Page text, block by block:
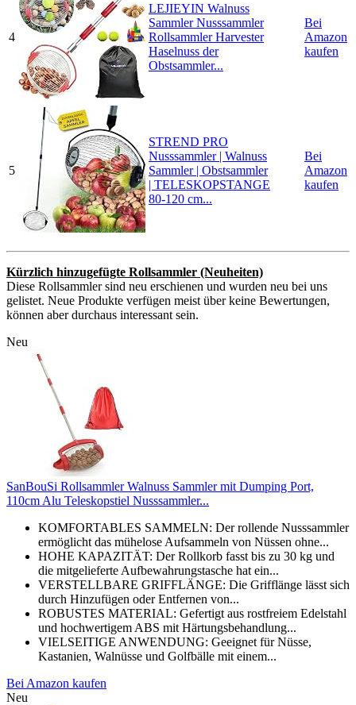
4
LEJIEYIN Walnuss
Sammler Nusssammler
Rollsammler Harvester
Haselnuss der
Obstsammler...
Bei
Amazon
kaufen
5
STREND PRO
Nusssammler | Walnuss
Sammler | Obstsammler
| TELESKOPSTANGE
80-120 cm...
Bei
Amazon
kaufen
Kürzlich hinzugefügte Rollsammler (Neuheiten)
Diese Rollsammler sind neu erschienen und wurden neu bei uns
gelistet. Neue Produkte verfügen meist über keine Bewertungen,
können aber durchaus interessant sein.
Neu
SanBouSi Rollsammler Walnuss Sammler mit Dumping Port,
110cm Alu Teleskopstiel Nusssammler...
KOMFORTABLES SAMMELN: Der rollende Nusssammler
ermöglicht das mühelose Aufsammeln von Nüssen ohne...
HOHE KAPAZITÄT: Der Rollkorb fasst bis zu 30 kg und
die mitgelieferte Aufbewahrungstasche hat ein...
VERSTELLBARE GRIFFLÄNGE: Die Grifflänge lässt sich
durch Hinzufügen oder Entfernen von...
ROBUSTES MATERIAL: Gefertigt aus rostfreiem Edelstahl
und hochwertigem ABS mit Härtungsbehandlung...
VIELSEITIGE ANWENDUNG: Geeignet für Nüsse,
Kastanien, Walnüsse und Golfbälle mit einem...
Bei Amazon kaufen
Neu